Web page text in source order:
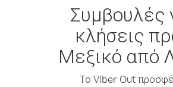
Συμβουλές
κλήσεις
Μεξικό από
Το Viber Out